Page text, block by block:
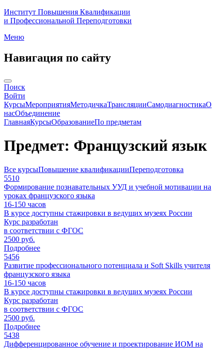
Институт Повышения Квалификации
и Профессиональной Переподготовки
Меню
Навигация по сайту
Поиск
Войти
КурсыМероприятияМетодичкаТрансляцииСамодиагностикаО
насОбъединение
ГлавнаяКурсыОбразованиеПо предметам
Предмет: Французский язык
Все курсыПовышение квалификацииПереподготовка
5510
Формирование познавательных УУД и учебной мотивации на
уроках французского языка
16-150 часов
В курсе доступны стажировки в ведущих музеях России
Курс разработан
в соответствии с ФГОС
2500 руб.
Подробнее
5456
Развитие профессионального потенциала и Soft Skills учителя
французского языка
16-150 часов
В курсе доступны стажировки в ведущих музеях России
Курс разработан
в соответствии с ФГОС
2500 руб.
Подробнее
5438
Дифференцированное обучение и проектирование ИОМ на